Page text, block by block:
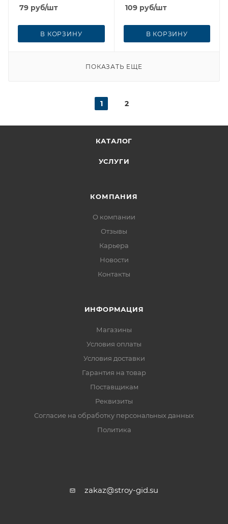
79 руб/шт
В КОРЗИНУ
109руб/шт
В КОРЗИНУ
ПОКАЗАТЬ ЕЩЕ
1 2
КАТАЛОГ
УСЛУГИ
КОМПАНИЯ
О компании
Отзывы
Карьера
Новости
Контакты
ИНФОРМАЦИЯ
Магазины
Условия оплаты
Условия доставки
Гарантия на товар
Поставщикам
Реквизиты
Согласие на обработку персональных данных
Политика
zakaz@stroy-gid.su